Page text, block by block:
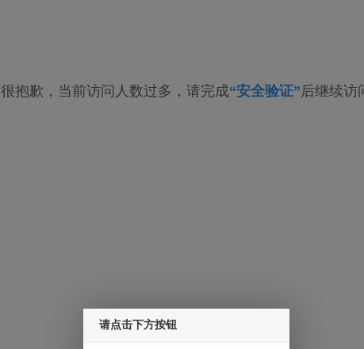
很抱歉，当前访问人数过多，请完成“安全验证”后继续访
请点击下方按钮